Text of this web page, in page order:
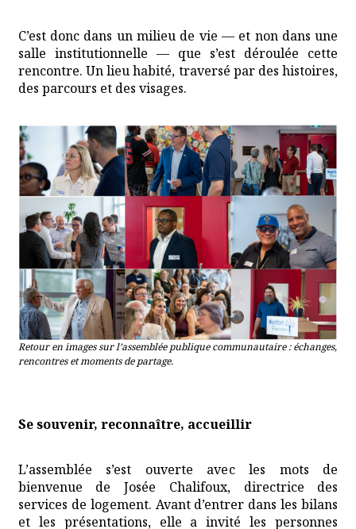
C’est donc dans un milieu de vie — et non dans une
salle institutionnelle — que s’est déroulée cette
rencontre. Un lieu habité, traversé par des histoires,
des parcours et des visages.
Retour en images sur l’assemblée publique communautaire : échanges,
rencontres et moments de partage.
Se souvenir, reconnaître, accueillir
L’assemblée s’est ouverte avec les mots de
bienvenue de Josée Chalifoux, directrice des
services de logement. Avant d’entrer dans les bilans
et les présentations, elle a invité les personnes